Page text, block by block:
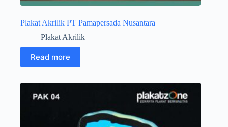
Plakat Akrilik PT Pamapersada Nusantara
Plakat Akrilik
Read more